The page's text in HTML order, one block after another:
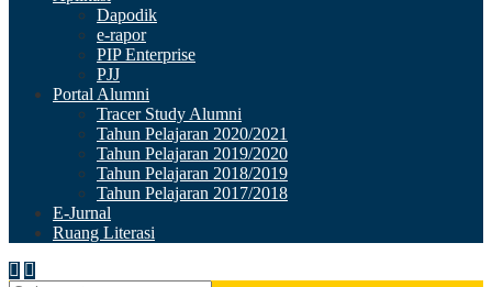
Dapodik
e-rapor
PIP Enterprise
PJJ
Portal Alumni
Tracer Study Alumni
Tahun Pelajaran 2020/2021
Tahun Pelajaran 2019/2020
Tahun Pelajaran 2018/2019
Tahun Pelajaran 2017/2018
E-Jurnal
Ruang Literasi